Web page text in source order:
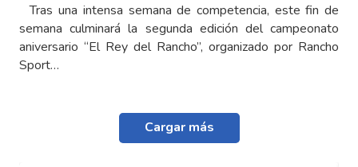
Tras una intensa semana de competencia, este fin de
semana culminará la segunda edición del campeonato
aniversario “El Rey del Rancho”, organizado por Rancho
Sport…
Cargar más